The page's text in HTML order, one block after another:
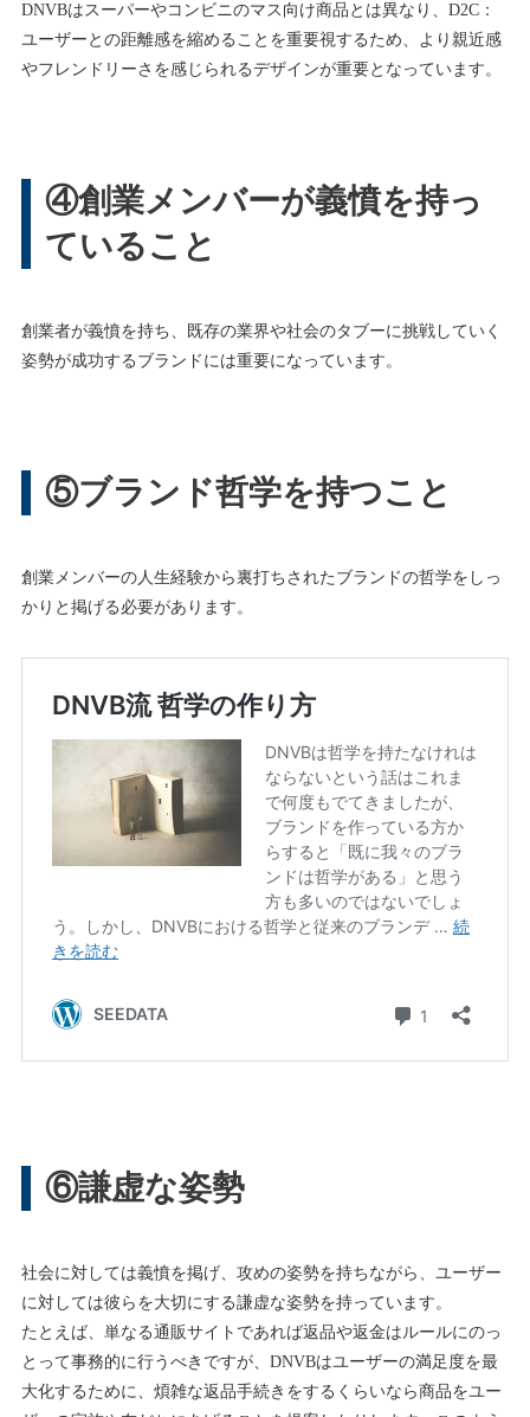
DNVBはスーパーやコンビニのマス向け商品とは異なり、D2C：
ユーザーとの距離感を縮めることを重要視するため、より親近感
やフレンドリーさを感じられるデザインが重要となっています。
④創業メンバーが義憤を持っ
ていること
創業者が義憤を持ち、既存の業界や社会のタブーに挑戦していく
姿勢が成功するブランドには重要になっています。
⑤ブランド哲学を持つこと
創業メンバーの人生経験から裏打ちされたブランドの哲学をしっ
かりと掲げる必要があります。
⑥謙虚な姿勢
社会に対しては義憤を掲げ、攻めの姿勢を持ちながら、ユーザー
に対しては彼らを大切にする謙虚な姿勢を持っています。
たとえば、単なる通販サイトであれば返品や返金はルールにのっ
とって事務的に行うべきですが、DNVBはユーザーの満足度を最
大化するために、煩雑な返品手続きをするくらいなら商品をユー